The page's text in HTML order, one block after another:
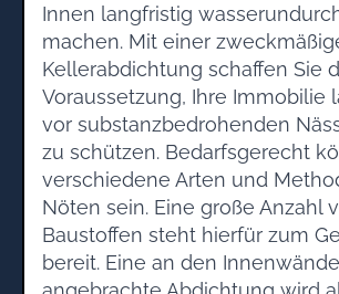
Innen langfristig
machen. Mit einer
Kellerabdichtung schaffen Sie
Voraussetzung, Ihre Immobilie
vor substanzbedrohenden
zu schützen. Bedarfsgerecht
verschiedene Arten und
Nöten sein. Eine große Anzahl
Baustoffen steht hierfür zum
bereit. Eine an den